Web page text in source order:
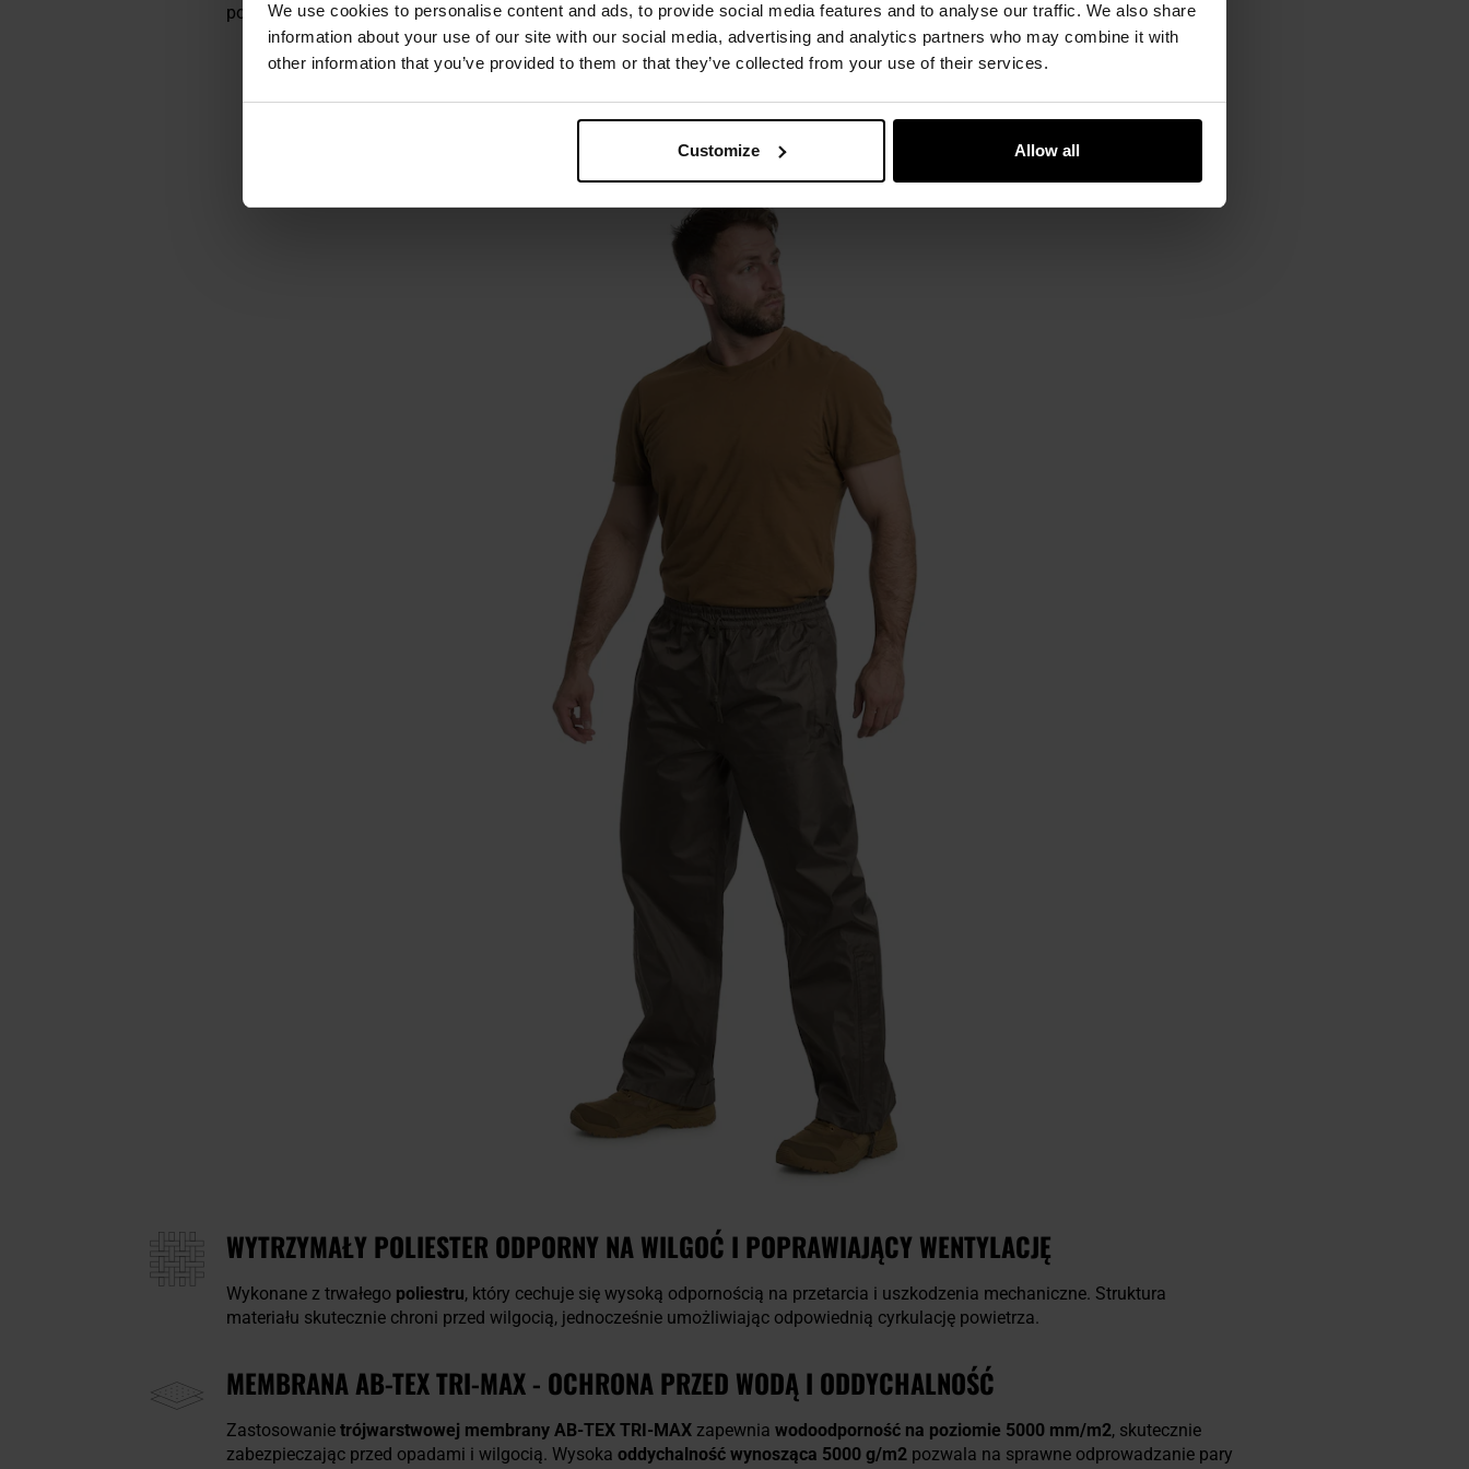
We use cookies to personalise content and ads, to provide social media features and to analyse our traffic. We also share
information about your use of our site with our social media, advertising and analytics partners who may combine it with
other information that you’ve provided to them or that they’ve collected from your use of their services.
Customize Allow all
pogodowych. Mogą być noszone jako pierwsza lub druga warstwa odzieży, w zależności od potrzeb.
Ab-Tex Tri-Max
WYTRZYMAŁY POLIESTER ODPORNY NA WILGOĆ I POPRAWIAJĄCY WENTYLACJĘ
Wykonane z trwałego poliestru, który cechuje się wysoką odpornością na przetarcia i uszkodzenia mechaniczne. Struktura
materiału skutecznie chroni przed wilgocią, jednocześnie umożliwiając odpowiednią cyrkulację powietrza.
MEMBRANA AB-TEX TRI-MAX - OCHRONA PRZED WODĄ I ODDYCHALNOŚĆ
Zastosowanie trójwarstwowej membrany AB-TEX TRI-MAX zapewnia wodoodporność na poziomie 5000 mm/m2, skutecznie
zabezpieczając przed opadami i wilgocią. Wysoka oddychalność wynosząca 5000 g/m2 pozwala na sprawne odprowadzanie pary